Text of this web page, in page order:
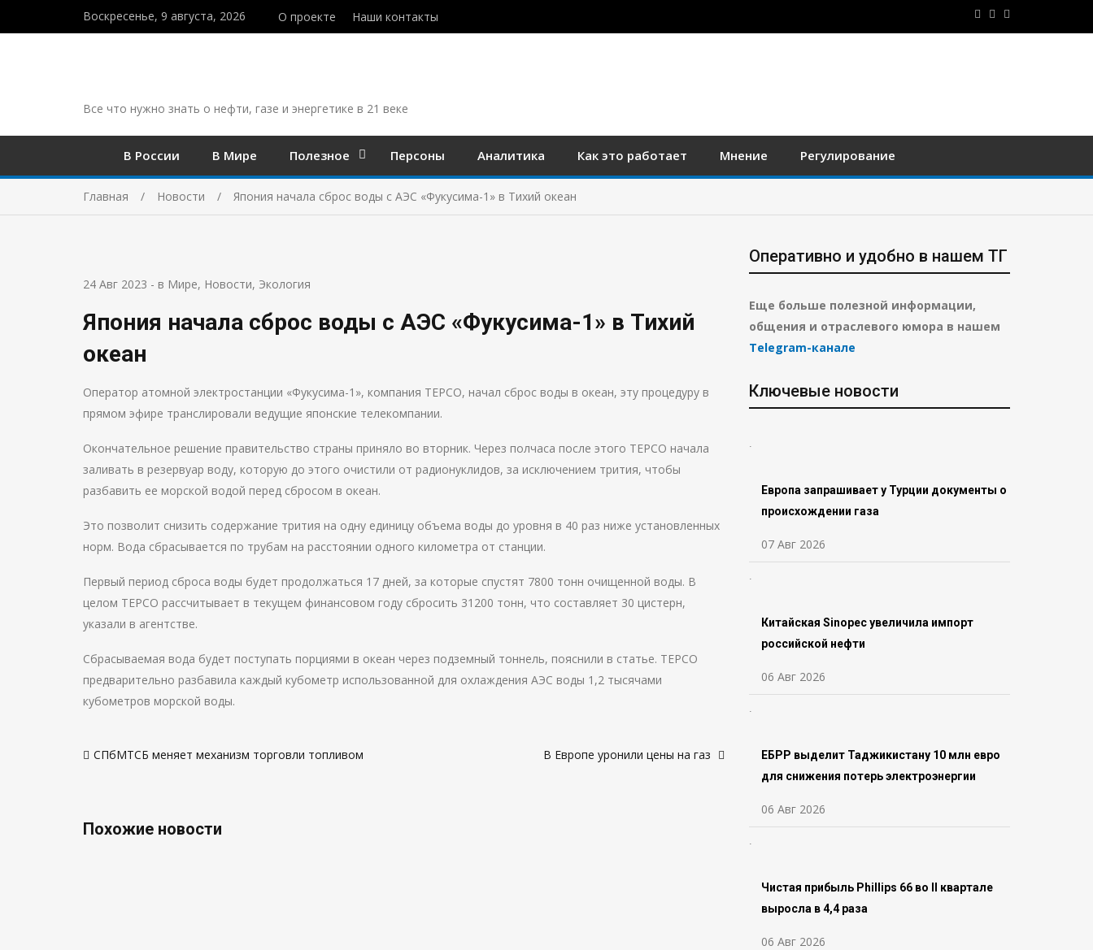
Воскресенье, 9 августа, 2026 О проекте Наши контакты
Все что нужно знать о нефти, газе и энергетике в 21 веке
В России В Мире Полезное Персоны Аналитика Как это работает Мнение Регулирование
Главная Новости Япония начала сброс воды с АЭС «Фукусима-1» в Тихий океан
24 Авг 2023 - в Мире, Новости, Экология
Япония начала сброс воды с АЭС «Фукусима-1» в Тихий
океан
Оператор атомной электростанции «Фукусима-1», компания ТЕРСО, начал сброс воды в океан, эту процедуру в
прямом эфире транслировали ведущие японские телекомпании.
Окончательное решение правительство страны приняло во вторник. Через полчаса после этого ТЕРСО начала
заливать в резервуар воду, которую до этого очистили от радионуклидов, за исключением трития, чтобы
разбавить ее морской водой перед сбросом в океан.
Это позволит снизить содержание трития на одну единицу объема воды до уровня в 40 раз ниже установленных
норм. Вода сбрасывается по трубам на расстоянии одного километра от станции.
Первый период сброса воды будет продолжаться 17 дней, за которые спустят 7800 тонн очищенной воды. В
целом TEPCO рассчитывает в текущем финансовом году сбросить 31200 тонн, что составляет 30 цистерн,
указали в агентстве.
Сбрасываемая вода будет поступать порциями в океан через подземный тоннель, пояснили в статье. TEPCO
предварительно разбавила каждый кубометр использованной для охлаждения АЭС воды 1,2 тысячами
кубометров морской воды.
поСПбМТСБ меняет механизм торговли топливом В Европе уронили цены на газ
Похожие новости
Оперативно и удобно в нашем ТГ
Еще больше полезной информации,
общения и отраслевого юмора в нашем
Telegram-канале
Ключевые новости
Европа запрашивает у Турции документы о
происхождении газа
07 Авг 2026
Китайская Sinopec увеличила импорт
российской нефти
06 Авг 2026
ЕБРР выделит Таджикистану 10 млн евро
для снижения потерь электроэнергии
06 Авг 2026
Чистая прибыль Phillips 66 во ll квартале
выросла в 4,4 раза
06 Авг 2026